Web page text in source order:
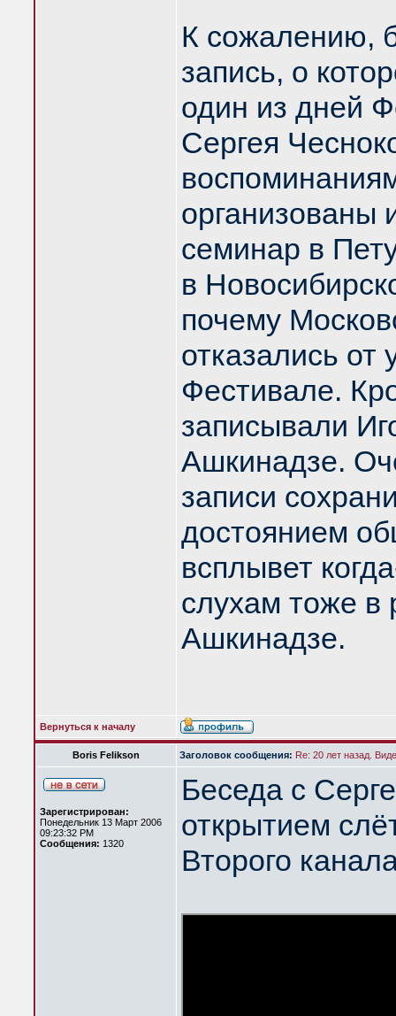
К сожалению,
запись, о
один из дней
Сергея
организованы
семинар в
в
почему
отказались от
Фестивале.
записывали
Ашкинадзе.
записи
достоянием
всплывет
слухам тоже в
Ашкинадзе.
Вернуться к началу
Boris Felikson Заголовок сообщения: Re: 20 лет назад.
Зарегистрирован:
Понедельник 13 Март 2006
09:23:32 PM
Сообщения: 1320
Беседа с
открытием
Второго